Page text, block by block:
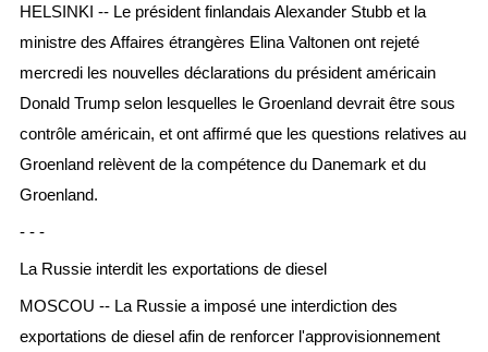
HELSINKI -- Le président finlandais Alexander Stubb et la
ministre des Affaires étrangères Elina Valtonen ont rejeté
mercredi les nouvelles déclarations du président américain
Donald Trump selon lesquelles le Groenland devrait être sous
contrôle américain, et ont affirmé que les questions relatives au
Groenland relèvent de la compétence du Danemark et du
Groenland.
- - -
La Russie interdit les exportations de diesel
MOSCOU -- La Russie a imposé une interdiction des
exportations de diesel afin de renforcer l'approvisionnement